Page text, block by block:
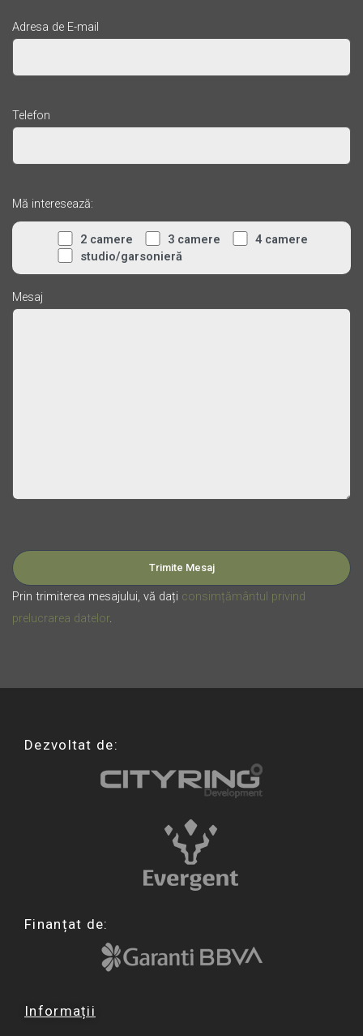
Adresa de E-mail
Telefon
Mă interesează:
2 camere 3 camere
4 camere
studio/garsonieră
Mesaj
Prin trimiterea mesajului, vă dați consimțământul privind
prelucrarea datelor.
Dezvoltat de:
Finanțat de:
Informații